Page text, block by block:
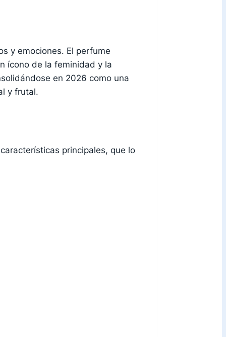
y emociones. El perfume
ícono de la feminidad y la
en 2026 como una
y frutal.
principales, que lo